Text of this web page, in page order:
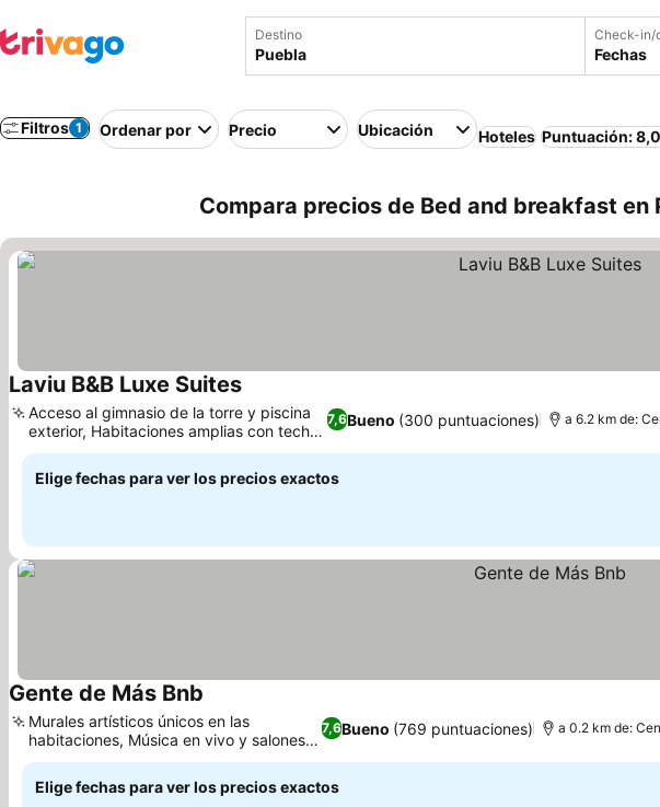
Destino Check-in/
Fechas
Filtros 1 Ordenar por Precio Ubicación Hoteles Puntuación:
Compara precios de Bed and breakfast en
Laviu B&B Luxe SuitesVer precios
7,6Bueno (300 puntuaciones)
Acceso al gimnasio de la torre y piscina
exterior, Habitaciones amplias con techos
altos
a 6.2 km de:
Elige fechas para ver los precios exactos
Gente de Más Bnb
7,6Bueno (769 puntuaciones)
Murales artísticos únicos en las
habitaciones, Música en vivo y salones
para eventos
a 0.2 km de:
Elige fechas para ver los precios exactos